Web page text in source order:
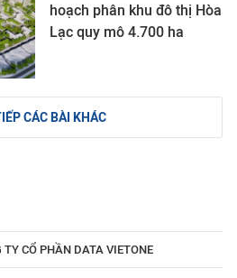
hoạch phân khu đô thị Hòa
Lạc quy mô 4.700 ha
CÁC BÀI KHÁC
TY CỔ PHẦN DATA VIETONE